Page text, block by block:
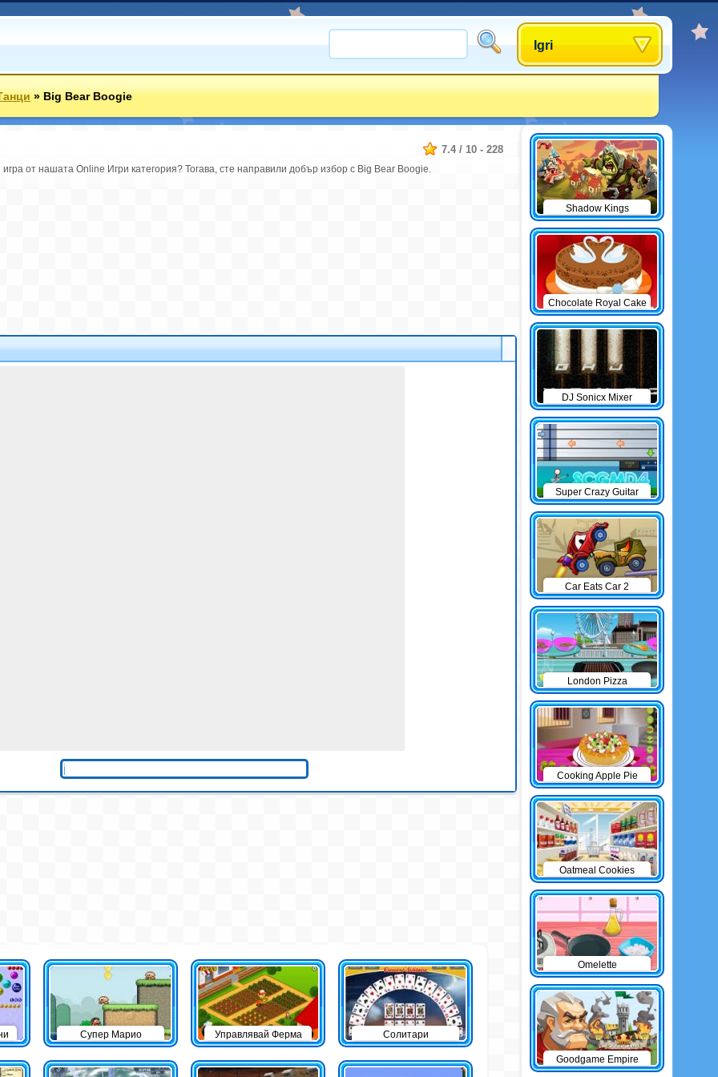
Igri
»Big Bear Boogie
7.4 / 10 - 228
игра от нашата Online Игри категория? Тогава, сте направили добър избор с Big Bear Boogie.
Супер Марио Управлявай Ферма Солитари
Shadow Kings
Chocolate Royal Cake
DJ Sonicx Mixer
Super Crazy Guitar
Maniac 4
Car Eats Car 2
London Pizza
Cooking Apple Pie
Oatmeal Cookies
Omelette
Goodgame Empire